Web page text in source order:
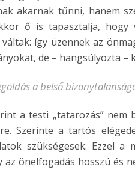
akarnak tűnni, hanem
ő is tapasztalja, hogy
így üzennek az
de – hangsúlyozta –
a belső
a testi „tatarozás” nem
Szerinte a tartós
szükségesek. Ezzel a
önelfogadás hosszú és